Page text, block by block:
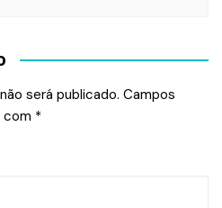
será publicado. Campos
com *